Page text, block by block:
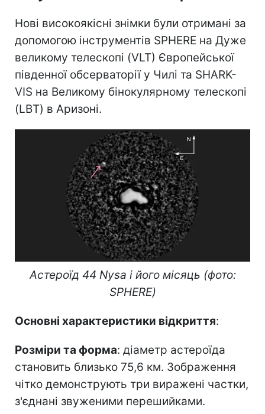
Нові високоякісні знімки були отримані за
допомогою інструментів SPHERE на Дуже
великому телескопі (VLT) Європейської
південної обсерваторії у Чилі та SHARK-
VIS на Великому бінокулярному телескопі
(LBT) в Аризоні.
Астероїд 44 Nysa і його місяць (фото:
SPHERE)
Основні характеристики відкриття:
Розміри та форма: діаметр астероїда
становить близько 75,6 км. Зображення
чітко демонструють три виражені частки,
з'єднані звуженими перешийками.